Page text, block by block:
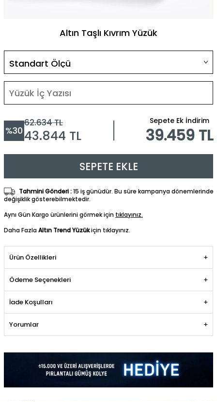
Altın Taşlı Kıvrım Yüzük
%30
62.634TL
43.844 TL
Sepete Ek İndirim
39.459 TL
SEPETE EKLE
Tahmini Gönderi :15 iş günüdür. Bu süre kampanya dönemlerinde
değişiklik gösterebilmektedir.
Aynı Gün Kargo ürünlerini görmek için tıklayınız.
Daha FazlaAltın Trend Yüzükiçin tıklayınız.
Ürün Özellikleri
Ödeme Seçenekleri
İade Koşulları
Yorumlar